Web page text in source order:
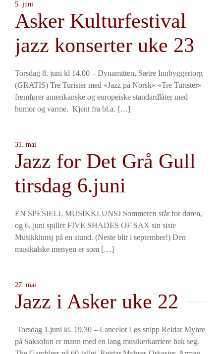
5. juni
Asker Kulturfestival
jazz konserter uke 23
Torsdag 8. juni kl 14.00 – Dynamitten, Sætre Innbyggertorg
(GRATIS) Tre Turister med «Jazz på Norsk» «Tre Turister»
fremfører amerikanske og europeiske standardlåter med
humor og varme. Kjent fra bl.a. […]
31. mai
Jazz for Det Grå Gull
tirsdag 6.juni
EN SPESIELL MUSIKKLUNSJ Sommeren står for døren,
og 6. juni spiller FIVE SHADES OF SAX sin siste
Musikklunsj på en stund. (Neste blir i september!) Den
musikalske menyen er som […]
27. mai
Jazz i Asker uke 22
Torsdag 1.juni kl. 19.30 – Lancelot Løs snipp Reidar Myhre
på Saksofon er mann med en lang musikerkarriere bak seg.